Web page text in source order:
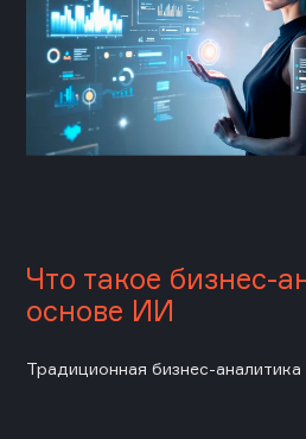
Что такое бизнес-
основе ИИ
Традиционная бизнес-